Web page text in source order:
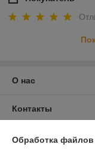
О нас
Контакты
Доставка и оплата
Обработка